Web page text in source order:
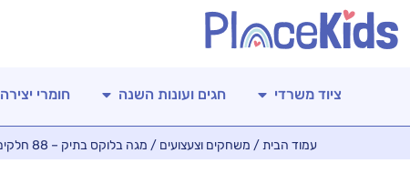
ציוד משרדי חגים ועונות השנה חומרי יצירה
עמוד הבית/ משחקים וצעצועים / מגה בלוקס בתיק – 88 חלקים